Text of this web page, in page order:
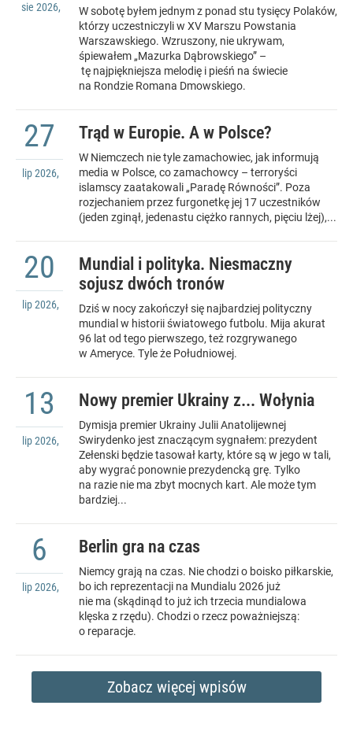
sie 2026,
W sobotę byłem jednym z ponad stu tysięcy Polaków,
którzy uczestniczyli w XV Marszu Powstania
Warszawskiego. Wzruszony, nie ukrywam,
śpiewałem „Mazurka Dąbrowskiego” –
tę najpiękniejsza melodię i pieśń na świecie
na Rondzie Romana Dmowskiego.
Trąd w Europie. A w Polsce?
27
lip2026,
W Niemczech nie tyle zamachowiec, jak informują
media w Polsce, co zamachowcy – terroryści
islamscy zaatakowali „Paradę Równości”. Poza
rozjechaniem przez furgonetkę jej 17 uczestników
(jeden zginął, jedenastu ciężko rannych, pięciu lżej),...
Mundial i polityka. Niesmaczny
sojusz dwóch tronów
20
lip2026,
Dziś w nocy zakończył się najbardziej polityczny
mundial w historii światowego futbolu. Mija akurat
96 lat od tego pierwszego, też rozgrywanego
w Ameryce. Tyle że Południowej.
Nowy premier Ukrainy z... Wołynia
13
lip2026,
Dymisja premier Ukrainy Julii Anatolijewnej
Swirydenko jest znaczącym sygnałem: prezydent
Zełenski będzie tasował karty, które są w jego w tali,
aby wygrać ponownie prezydencką grę. Tylko
na razie nie ma zbyt mocnych kart. Ale może tym
bardziej...
Berlin gra na czas
6
lip2026,
Niemcy grają na czas. Nie chodzi o boisko piłkarskie,
bo ich reprezentacji na Mundialu 2026 już
nie ma (skądinąd to już ich trzecia mundialowa
klęska z rzędu). Chodzi o rzecz poważniejszą:
o reparacje.
Zobacz więcej wpisów